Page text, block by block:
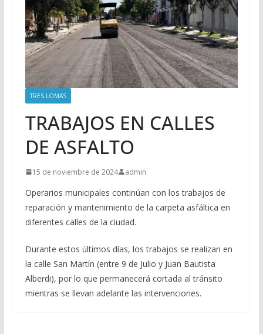
TRES LOMAS
TRABAJOS EN CALLES
DE ASFALTO
15 de noviembre de 2024 admin
Operarios municipales continúan con los trabajos de
reparación y mantenimiento de la carpeta asfáltica en
diferentes calles de la ciudad.
Durante estos últimos días, los trabajos se realizan en
la calle San Martín (entre 9 de Julio y Juan Bautista
Alberdi), por lo que permanecerá cortada al tránsito
mientras se llevan adelante las intervenciones.